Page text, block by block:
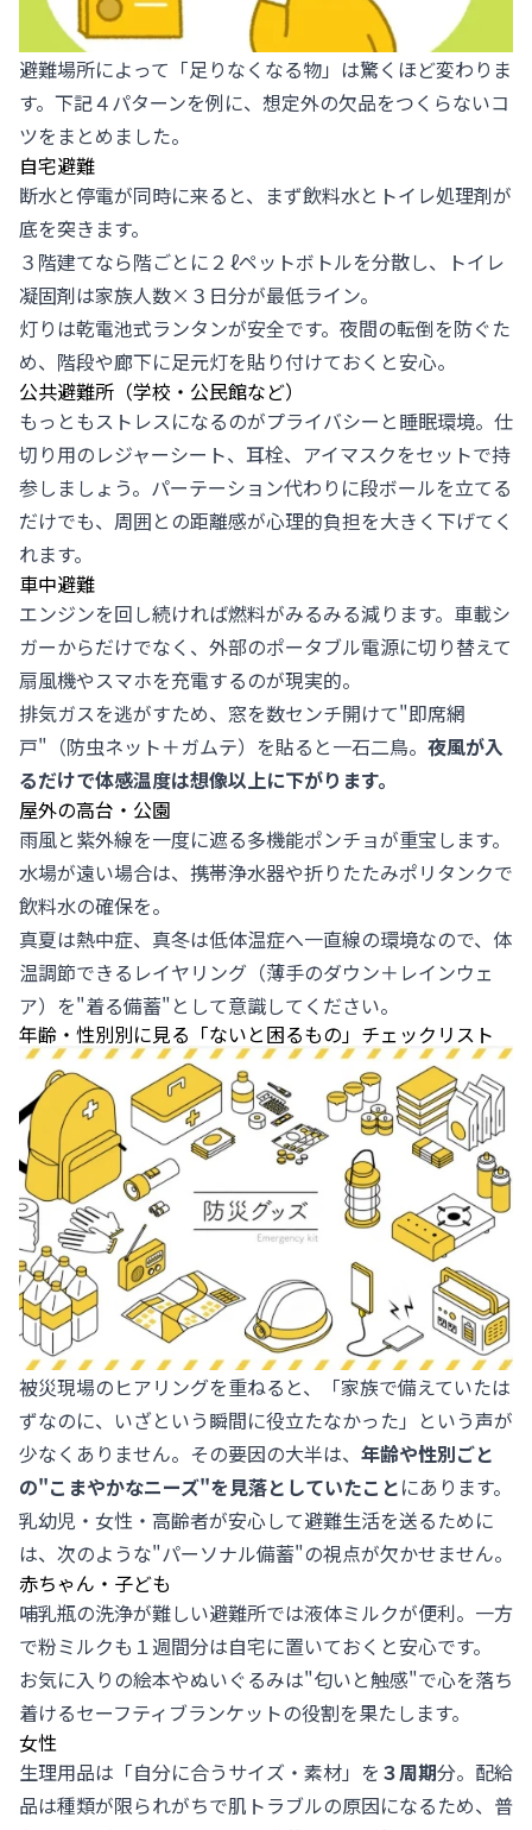
避難場所によって「足りなくなる物」は驚くほど変わりま
す。下記４パターンを例に、想定外の欠品をつくらないコ
ツをまとめました。
自宅避難
断水と停電が同時に来ると、まず飲料水とトイレ処理剤が
底を突きます。
３階建てなら階ごとに２ ℓペットボトルを分散し、トイレ
凝固剤は家族人数×３日分が最低ライン。
灯りは乾電池式ランタンが安全です。夜間の転倒を防ぐた
め、階段や廊下に足元灯を貼り付けておくと安心。
公共避難所（学校・公民館など）
もっともストレスになるのがプライバシーと睡眠環境。仕
切り用のレジャーシート、耳栓、アイマスクをセットで持
参しましょう。パーテーション代わりに段ボールを立てる
だけでも、周囲との距離感が心理的負担を大きく下げてく
れます。
車中避難
エンジンを回し続ければ燃料がみるみる減ります。車載シ
ガーからだけでなく、外部のポータブル電源に切り替えて
扇風機やスマホを充電するのが現実的。
排気ガスを逃がすため、窓を数センチ開けて"即席網
戸"（防虫ネット＋ガムテ）を貼ると一石二鳥。 夜風が入
るだけで体感温度は想像以上に下がります。
屋外の高台・公園
雨風と紫外線を一度に遮る多機能ポンチョが重宝します。
水場が遠い場合は、携帯浄水器や折りたたみポリタンクで
飲料水の確保を。
真夏は熱中症、真冬は低体温症へ一直線の環境なので、体
温調節できるレイヤリング（薄手のダウン＋レインウェ
ア）を"着る備蓄"として意識してください。
年齢・性別別に見る「ないと困るもの」チェックリスト
被災現場のヒアリングを重ねると、「家族で備えていたは
ずなのに、いざという瞬間に役立たなかった」という声が
少なくありません。その要因の大半は、 年齢や性別ごと
の"こまやかなニーズ"を見落としていたことにあります。
乳幼児・女性・高齢者が安心して避難生活を送るために
は、次のような"パーソナル備蓄"の視点が欠かせません。
赤ちゃん・子ども
哺乳瓶の洗浄が難しい避難所では液体ミルクが便利。一方
で粉ミルクも１週間分は自宅に置いておくと安心です。
お気に入りの絵本やぬいぐるみは"匂いと触感"で心を落ち
着けるセーフティブランケットの役割を果たします。
女性
生理用品は「自分に合うサイズ・素材」を ３周期分。配給
品は種類が限られがちで肌トラブルの原因になるため、普